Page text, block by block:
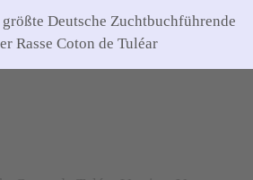
Deutsche Zuchtbuchführende
Rasse Coton de Tuléar